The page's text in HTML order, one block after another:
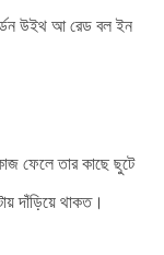
উইথ আ রেড বল ইন
ফেলে তার কাছে ছুটে
দাঁড়িয়ে থাকত।